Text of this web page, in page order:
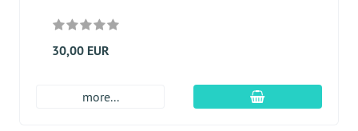
30,00 EUR
more... aggiungi al